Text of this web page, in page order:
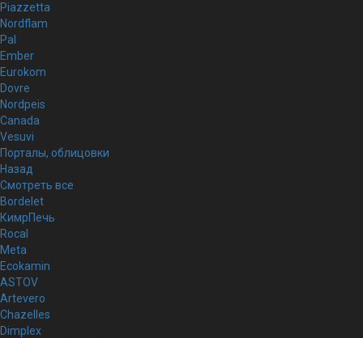
Piazzetta
Nordflam
Pal
Ember
Eurokom
Dovre
Nordpeis
Canada
Vesuvi
Порталы, облицовки
Назад
Смотреть все
Bordelet
КимрПечь
Rocal
Meta
Ecokamin
ASTOV
Artevero
Chazelles
Dimplex